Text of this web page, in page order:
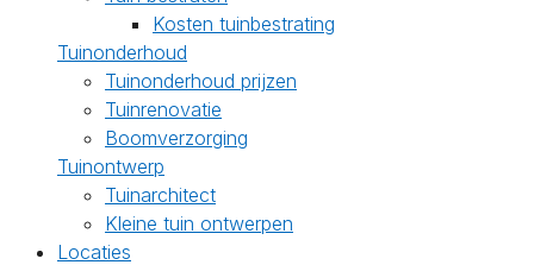
Kosten tuinbestrating
Tuinonderhoud
Tuinonderhoud prijzen
Tuinrenovatie
Boomverzorging
Tuinontwerp
Tuinarchitect
Kleine tuin ontwerpen
Locaties